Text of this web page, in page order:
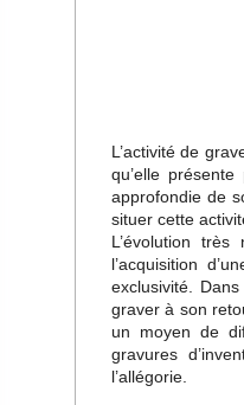
L’activité de
qu’elle
approfondie de
situer cette
L’évolution
l’acquisition
exclusivité.
graver à son
un moyen de
gravures
l’allégorie.